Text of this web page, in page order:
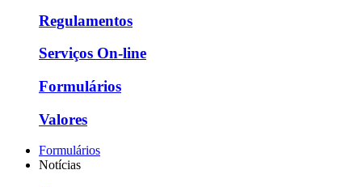
Regulamentos
Serviços On-line
Formulários
Valores
Formulários
Notícias